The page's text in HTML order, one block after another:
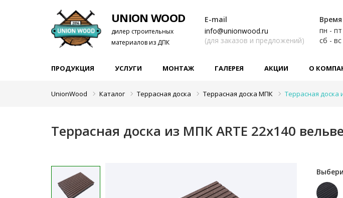
UNION WOOD
дилер строительных
материалов из ДПК
пн - пт
сб - вс
E-mail
info@unionwood.ru
(для заказов и предложений)
ПРОДУКЦИЯ УСЛУГИ МОНТАЖ ГАЛЕРЕЯ АКЦИИ О
UnionWood Каталог Террасная доска Террасная доска МПК Террасная доска
Террасная доска из МПК ARTE 22x140